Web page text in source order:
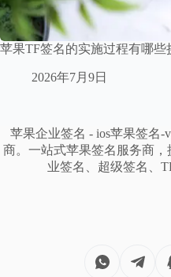
苹果TF签名的实施过程有哪些
2026年7月9日
苹果企业签名 - ios苹果签名-
商。一站式苹果签名服务商
业签名、超级签名、